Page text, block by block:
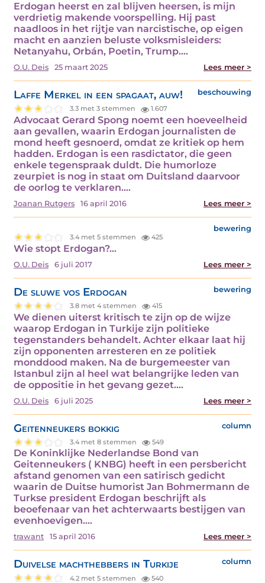
Erdogan heerst en zal blijven heersen, is mijn
verdrietig makende voorspelling. Hij past
naadloos in het rijtje van narcistische, op eigen
macht en aanzien beluste volksmisleiders:
Netanyahu, Orbán, Poetin, Trump.…
O.U. Deis 25 maart 2025 Lees meer >
Laffe Merkel in een spagaat, auw! beschouwing
3.3 met 3 stemmen 1.607
Advocaat Gerard Spong noemt een hoeveelheid
aan gevallen, waarin Erdogan journalisten de
mond heeft gesnoerd, omdat ze kritiek op hem
hadden. Erdogan is een rasdictator, die geen
enkele tegenspraak duldt. Die humorloze
zeurpiet is nog in staat om Duitsland daarvoor
de oorlog te verklaren.…
Joanan Rutgers 16 april 2016 Lees meer >
bewering
3.4 met 5 stemmen 425
Wie stopt Erdogan?…
O.U. Deis 6 juli 2017 Lees meer >
De sluwe vos Erdogan bewering
3.8 met 4 stemmen 415
We dienen uiterst kritisch te zijn op de wijze
waarop Erdogan in Turkije zijn politieke
tegenstanders behandelt. Achter elkaar laat hij
zijn opponenten arresteren en ze politiek
monddood maken. Na de burgemeester van
Istanbul zijn al heel wat belangrijke leden van
de oppositie in het gevang gezet.…
O.U. Deis 6 juli 2025 Lees meer >
Geitenneukers bokkig column
3.4 met 8 stemmen 549
De Koninklijke Nederlandse Bond van
Geitenneukers ( KNBG) heeft in een persbericht
afstand genomen van een satirisch gedicht
waarin de Duitse humorist Jan Bohmermann de
Turkse president Erdogan beschrijft als
beoefenaar van het achterwaarts bestijgen van
evenhoevigen.…
trawant 15 april 2016 Lees meer >
Duivelse machthebbers in Turkije column
4.2 met 5 stemmen 540